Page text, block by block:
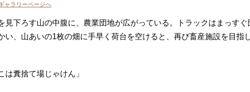
ャラリーページへ
見下ろす山の中腹に、農業団地が広がっている。トラックはまっすぐ
い、山あいの1枚の畑に手早く荷台を空けると、再び畜産施設を目指
は糞捨て場じゃけん」